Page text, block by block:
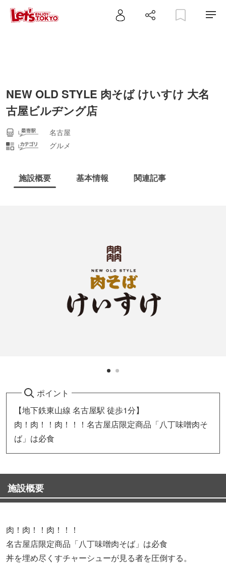
NEW OLD STYLE 肉そば けいすけ 大名
古屋ビルヂング店
名古屋
グルメ
施設概要 基本情報 関連記事
ポイント
【地下鉄東山線 名古屋駅 徒歩1分】
肉！肉！！肉！！！名古屋店限定商品「八丁味噌肉そ
ば」は必食
施設概要
肉！肉！！肉！！！
名古屋店限定商品「八丁味噌肉そば」は必食
丼を埋め尽くすチャーシューが見る者を圧倒する。